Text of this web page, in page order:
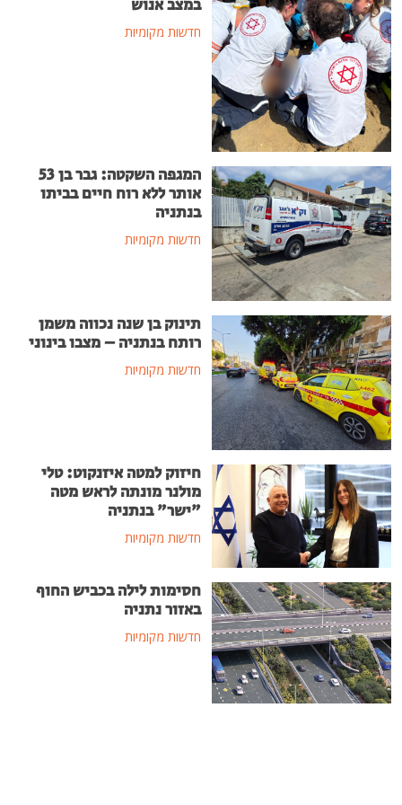
במצב אנוש
חדשות מקומיות
המגפה השקטה: גבר בן 53
אותר ללא רוח חיים בביתו
בנתניה
חדשות מקומיות
תינוק בן שנה נכווה משמן
רותח בנתניה – מצבו בינוני
חדשות מקומיות
חיזוק למטה איזנקוט: טלי
מולנר מונתה לראש מטה
"ישר" בנתניה
חדשות מקומיות
חסימות לילה בכביש החוף
באזור נתניה
חדשות מקומיות